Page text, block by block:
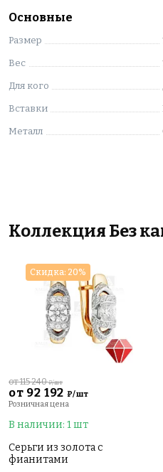
Основные
Размер
Вес
Для кого
Вставки
Металл
Коллекция Без
от 92 192 ₽/шт
от 115 240₽/шт
Розничная цена
В наличии: 1 шт
Серьги из золота с
фианитами
Скидка: 20%